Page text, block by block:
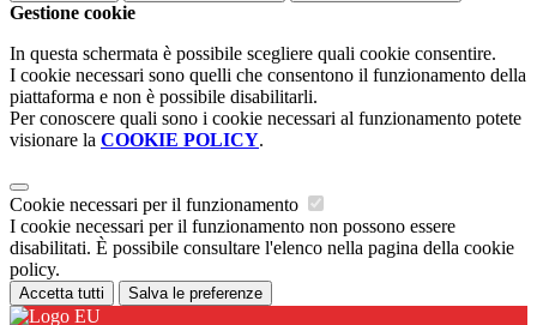
Gestione cookie
In questa schermata è possibile scegliere quali cookie consentire.
I cookie necessari sono quelli che consentono il funzionamento della
piattaforma e non è possibile disabilitarli.
Per conoscere quali sono i cookie necessari al funzionamento potete
visionare la COOKIE POLICY.
Cookie necessari per il funzionamento
I cookie necessari per il funzionamento non possono essere
disabilitati. È possibile consultare l'elenco nella pagina della cookie
policy.
Accetta tutti Salva le preferenze